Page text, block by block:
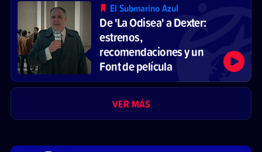
El Submarino Azul
De 'La Odisea' a Dexter:
estrenos,
recomendaciones y un
Font de película
VER MÁS